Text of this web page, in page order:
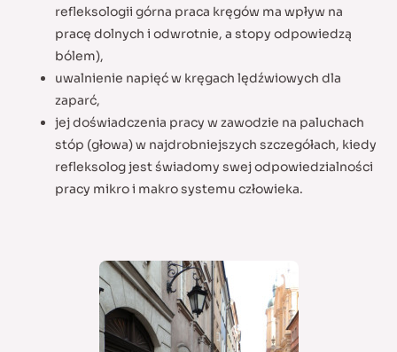
refleksologii górna praca kręgów ma wpływ na
pracę dolnych i odwrotnie, a stopy odpowiedzą
bólem),
uwalnienie napięć w kręgach lędźwiowych dla
zaparć,
jej doświadczenia pracy w zawodzie na paluchach
stóp (głowa) w najdrobniejszych szczegółach, kiedy
refleksolog jest świadomy swej odpowiedzialności
pracy mikro i makro systemu człowieka.